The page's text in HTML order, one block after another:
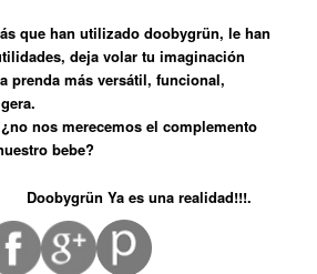
que han utilizado doobygrün, le han
deja volar tu imaginación
prenda más versátil, funcional,
nos merecemos el complemento
bebe?
es una realidad!!!.